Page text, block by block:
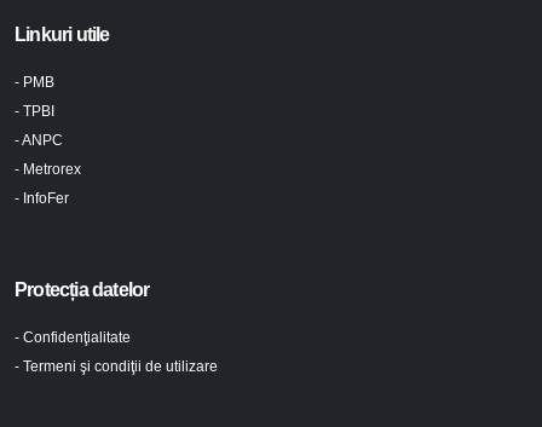
Linkuri utile
- PMB
- TPBI
- ANPC
- Metrorex
- InfoFer
Protecția datelor
- Confidenţialitate
- Termeni şi condiţii de utilizare